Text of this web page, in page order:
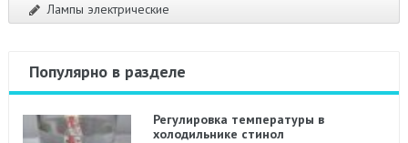
Лампы электрические
Популярно в разделе
Регулировка температуры в
холодильнике стинол